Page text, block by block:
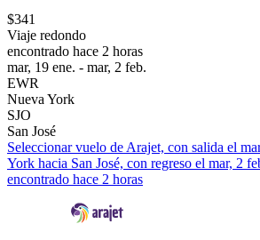
$341
Viaje redondo
encontrado hace 2 horas
mar, 19 ene. - mar, 2 feb.
EWR
Nueva York
SJO
San José
Seleccionar vuelo de Arajet, con salida el
York hacia San José, con regreso el mar, 2
encontrado hace 2 horas